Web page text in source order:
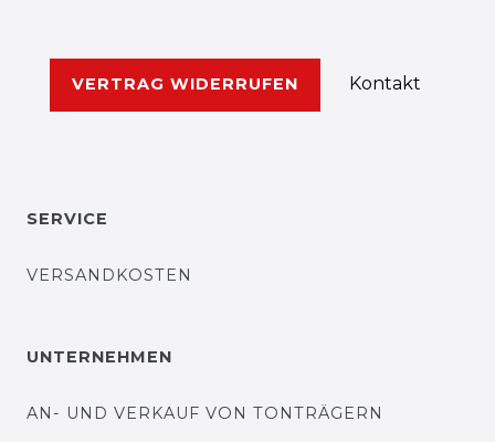
VERTRAG WIDERRUFEN Kontakt
SERVICE
VERSANDKOSTEN
UNTERNEHMEN
AN- UND VERKAUF VON TONTRÄGERN